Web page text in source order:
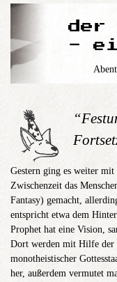
der
-
Gestern ging es weiter mit
Zwischenzeit das
Fantasy) gemacht,
entspricht etwa dem
Prophet hat eine Vision,
Dort werden mit Hilfe der
monotheistischer
her, außerdem vermutet